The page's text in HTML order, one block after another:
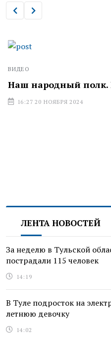
ВИДЕО
Наш народный полк.
16:27 20 НОЯБРЯ 2024
ЛЕНТА НОВОСТЕЙ
За неделю в Тульской
пострадали 115 человек
14:19
В Туле подросток на
летнюю девочку
14:02